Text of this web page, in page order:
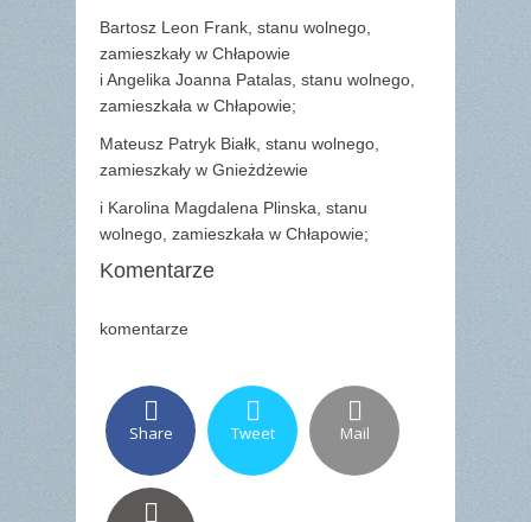
Bartosz Leon Frank, stanu wolnego,
zamieszkały w Chłapowie
i Angelika Joanna Patalas, stanu wolnego,
zamieszkała w Chłapowie;
Mateusz Patryk Białk, stanu wolnego,
zamieszkały w Gnieżdżewie
i Karolina Magdalena Plinska, stanu
wolnego, zamieszkała w Chłapowie;
Komentarze
komentarze
Share Tweet Mail